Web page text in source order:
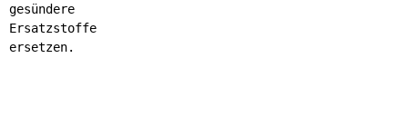
gesündere
Ersatzstoffe
ersetzen.